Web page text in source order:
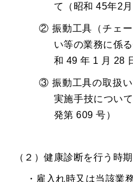
て（昭和 45年2
② 振動工具（チェ
い等の業務に係
和 49 年 1 月 28
③ 振動工具の取扱
実施手技につい
発第 609 号）
（２）健康診断を行う時期
・雇入れ時又は当該業